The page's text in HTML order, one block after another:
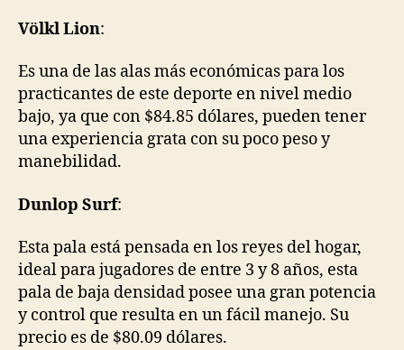
Völkl Lion:
Es una de las alas más económicas para los
practicantes de este deporte en nivel medio
bajo, ya que con $84.85 dólares, pueden tener
una experiencia grata con su poco peso y
manebilidad.
Dunlop Surf:
Esta pala está pensada en los reyes del hogar,
ideal para jugadores de entre 3 y 8 años, esta
pala de baja densidad posee una gran potencia
y control que resulta en un fácil manejo. Su
precio es de $80.09 dólares.